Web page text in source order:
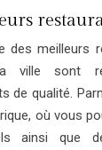
des meilleurs
ville sont
de qualité.
où vous
ainsi que